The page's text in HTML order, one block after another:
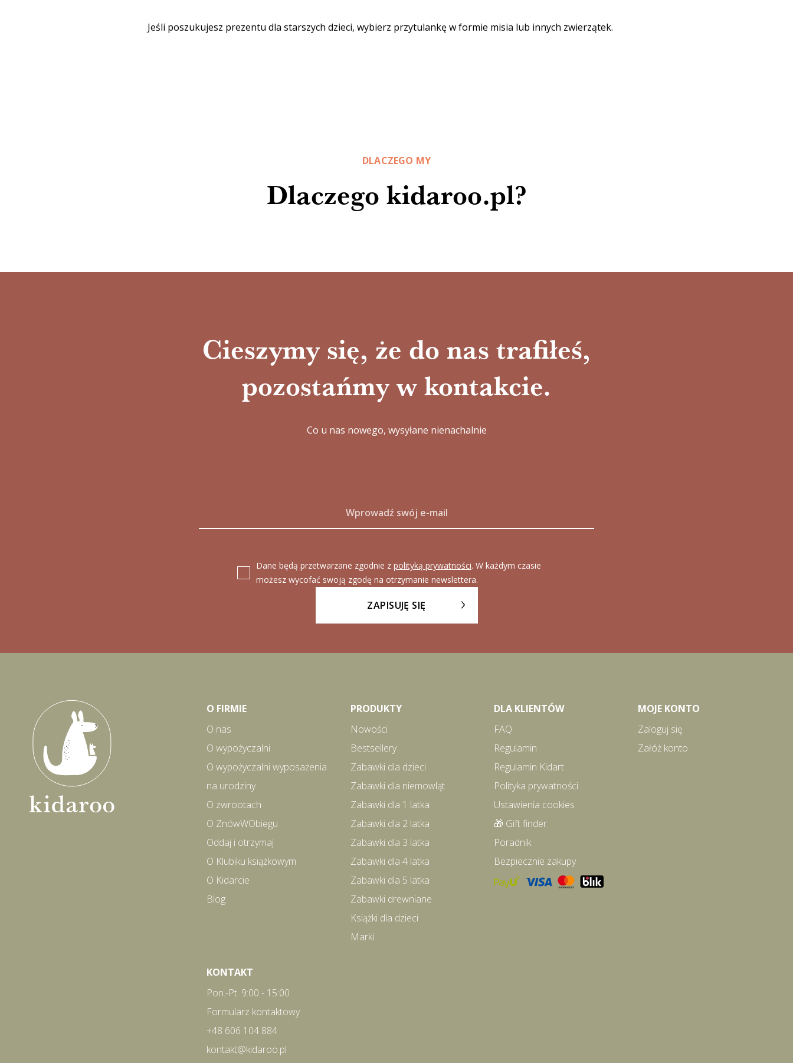
Jeśli poszukujesz prezentu dla starszych dzieci, wybierz przytulankę w formie misia lub innych zwierzątek.
Dlaczego kidaroo.pl?
DLACZEGO MY
Cieszymy się, że do nas trafiłeś,
pozostańmy w kontakcie.
Co u nas nowego, wysyłane nienachalnie
Dane będą przetwarzane zgodnie z polityką prywatności. W każdym czasie
możesz wycofać swoją zgodę na otrzymanie newslettera.
ZAPISUJĘ SIĘ
O FIRMIE
O nas
O wypożyczalni
O wypożyczalni wyposażenia
na urodziny
O zwrootach
O ZnówWObiegu
Oddaj i otrzymaj
O Klubiku książkowym
O Kidarcie
Blog
PRODUKTY
Nowości
Bestsellery
Zabawki dla dzieci
Zabawki dla niemowląt
Zabawki dla 1 latka
Zabawki dla 2 latka
Zabawki dla 3 latka
Zabawki dla 4 latka
Zabawki dla 5 latka
Zabawki drewniane
Książki dla dzieci
Marki
DLA KLIENTÓW
FAQ
Regulamin
Regulamin Kidart
Polityka prywatności
Ustawienia cookies
🎁 Gift finder
Poradnik
Bezpiecznie zakupy
MOJE KONTO
Zaloguj się
Załóż konto
KONTAKT
Pon.-Pt. 9:00 - 15:00
Formularz kontaktowy
+48 606 104 884
kontakt@kidaroo.pl